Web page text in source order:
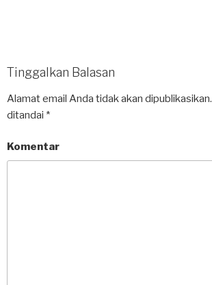
Tinggalkan Balasan
Alamat email Anda tidak akan dipublikasikan.
ditandai *
Komentar